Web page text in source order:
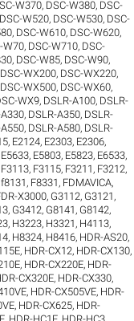
W370, DSC-W380, DSC-
DSC-W520, DSC-W530, DSC-
, DSC-W610, DSC-W620,
W70, DSC-W710, DSC-
, DSC-W85, DSC-W90,
DSC-WX200, DSC-WX220,
DSC-WX500, DSC-WX60,
WX9, DSLR-A100, DSLR-
, DSLR-A350, DSLR-
, DSLR-A580, DSLR-
, E2124, E2303, E2306,
E5633, E5803, E5823, E6533,
F3113, F3115, F3211 , F3212,
f8131 , F8331 , FDMAVICA,
X3000, G3112, G3121 ,
, G3412, G8141 , G8142,
, H3223, H3321 , H4113,
, H8324, H8416, HDR-AS20,
, HDR-CX12, HDR-CX130,
, HDR-CX220E, HDR-
CX320E, HDR-CX330,
, HDR-CX505VE, HDR-
, HDR-CX625, HDR-